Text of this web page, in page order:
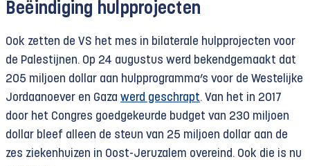
Beëindiging hulpprojecten
Ook zetten de VS het mes in bilaterale hulpprojecten voor
de Palestijnen. Op 24 augustus werd bekendgemaakt dat
205 miljoen dollar aan hulpprogramma’s voor de Westelijke
Jordaanoever en Gaza werd geschrapt. Van het in 2017
door het Congres goedgekeurde budget van 230 miljoen
dollar bleef alleen de steun van 25 miljoen dollar aan de
zes ziekenhuizen in Oost-Jeruzalem overeind. Ook die is nu